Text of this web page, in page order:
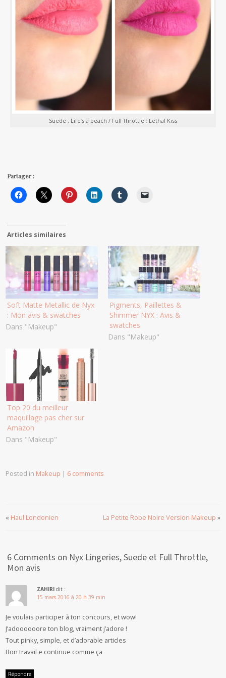
Suede : Life’s a beach / Full Throttle : Lethal Kiss
Partager :
Articles similaires
Soft Matte Metallic de Nyx
: Mon avis & swatches
Dans "Makeup"
Pigments, Paillettes &
Shimmer NYX : Avis &
swatches
Dans "Makeup"
Top 20 du meilleur
maquillage pas cher sur
Amazon
Dans "Makeup"
Posted in Makeup | 6 comments
« Haul Londonien La Petite Robe Noire Version Makeup »
6 Comments on Nyx Lingeries, Suede et Full Throttle,
Mon avis
ZAHIRI dit :
15 mars 2016 à 20 h 39 min
Je voulais participer à ton concours, et wow!
J’adoooooore ton blog, vraiment j’adore !
Tout pinky, simple, et d’adorable articles
Bon travail e continue comme ça
Répondre